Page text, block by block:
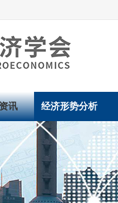
讯
态
态
经济形势分析
经济数据概览
数说经济
经济运行与调节